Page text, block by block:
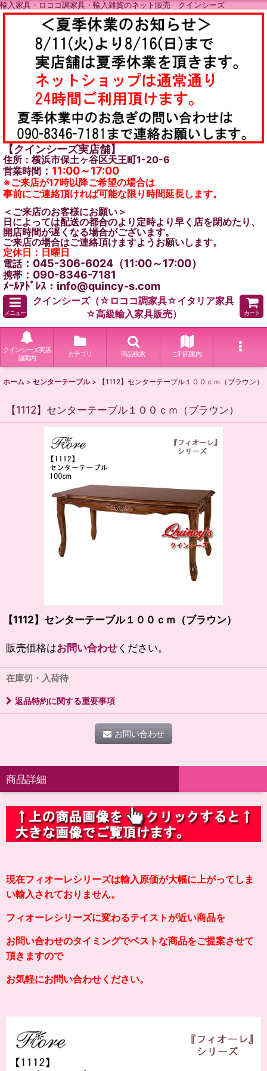
輸入家具・ロココ調家具・輸入雑貨のネット販売 クインシーズ
【クインシーズ実店舗】
住所：横浜市保土ヶ谷区天王町1-20-6
営業時間 ： 11:00～17:00
※ご来店が17時以降ご希望の場合は
事前にご連絡頂ければ可能な限り時間延長します。
＜ご来店のお客様にお願い＞
日によっては配送の都合のより定時より早く店を閉めたり、
開店時間が遅くなる場合がございます。
ご来店の場合はご連絡頂けますようお願いします。
定休日：日曜日
電話：045-306-6024（11:00～17:00）
携帯 ：090-8346-7181
ﾒｰﾙｱﾄﾞﾚｽ：info@quincy-s.com
メニュー
クインシーズ（☆ロココ調家具☆イタリア家具
☆高級輸入家具販売）
カート
クインシーズ実店
舗案内
カテゴリ 商品検索 ご利用案内
ホーム > センターテーブル > 【1112】センターテーブル１００ｃｍ（ブラウン）
【1112】センターテーブル１００ｃｍ（ブラウン）
【1112】センターテーブル１００ｃｍ（ブラウン）
販売価格はお問い合わせください。
在庫切・入荷待
返品特約に関する重要事項
お問い合わせ
商品詳細
現在フィオーレシリーズは輸入原価が大幅に上がってしま
い輸入されておりません。
フィオーレシリーズに変わるテイストが近い商品を
お問い合わせのタイミングでベストな商品をご提案させて
頂きますので
お気軽にお問い合わせください。